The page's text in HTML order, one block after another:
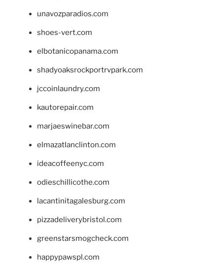
unavozparadios.com
shoes-vert.com
elbotanicopanama.com
shadyoaksrockportrvpark.com
jccoinlaundry.com
kautorepair.com
marjaeswinebar.com
elmazatlanclinton.com
ideacoffeenyc.com
odieschillicothe.com
lacantinitagalesburg.com
pizzadeliverybristol.com
greenstarsmogcheck.com
happypawspl.com